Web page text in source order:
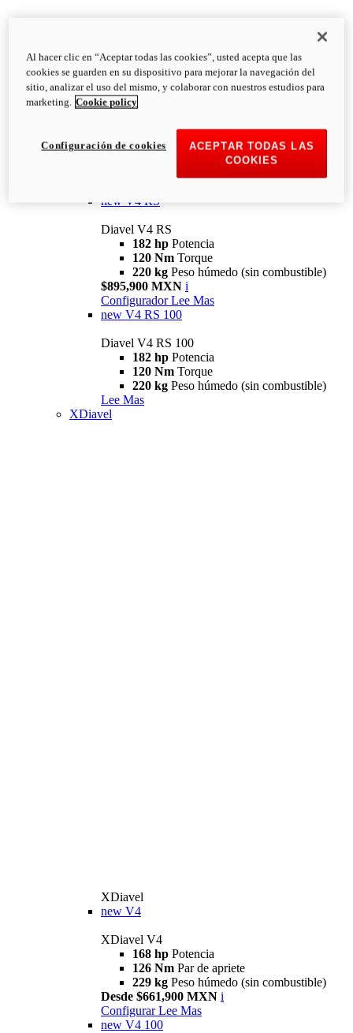
Diavel
V4
Diavel V4
126 NmTorque
223 kg
PESO HÚMEDO SIN
new V4 RS
Diavel V4 RS
182 hp Potencia
120 Nm Torque
220 kg Peso húmedo (sin combustible)
$895,900 MXN i
Configurador Lee Mas
new V4 RS 100
Diavel V4 RS 100
182 hp Potencia
120 Nm Torque
220 kg Peso húmedo (sin combustible)
Lee Mas
XDiavel
XDiavel
new V4
XDiavel V4
168 hp Potencia
126 Nm Par de apriete
229 kg Peso húmedo (sin combustible)
Desde $661,900 MXN i
Configurar Lee Mas
new V4 100
Al hacer clic en “Aceptar todas las cookies”, usted acepta que las
cookies se guarden en su dispositivo para mejorar la navegación del
sitio, analizar el uso del mismo, y colaborar con nuestros estudios para
marketing. Cookie policy
ACEPTAR TODAS LAS
COOKIES
Configuración de cookies